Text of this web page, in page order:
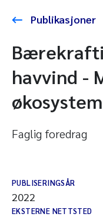
Publikasjoner
havvind -
Faglig foredrag
PUBLISERINGSÅR
2022
EKSTERNE NETTSTED